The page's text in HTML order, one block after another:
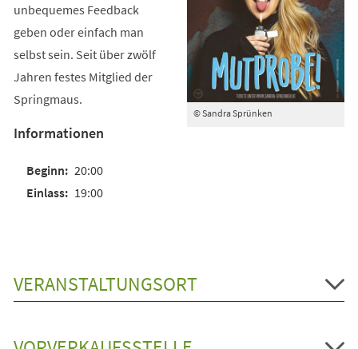
© Sandra Sprünken
unbequemes Feedback
geben oder einfach man
selbst sein. Seit über zwölf
Jahren festes Mitglied der
Springmaus.
Informationen
20:00
19:00
VERANSTALTUNGSORT